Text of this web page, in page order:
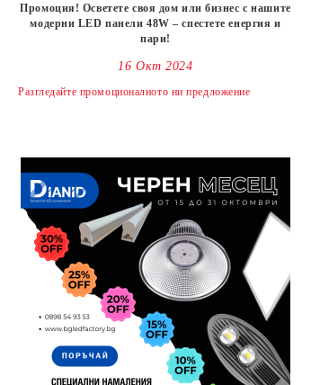
Промоция! Осветете своя дом или бизнес с нашите
модерни LED панели 48W – спестете енергия и
пари!
16 Окт 2024
Разгледайте промоционалното ни предложениe